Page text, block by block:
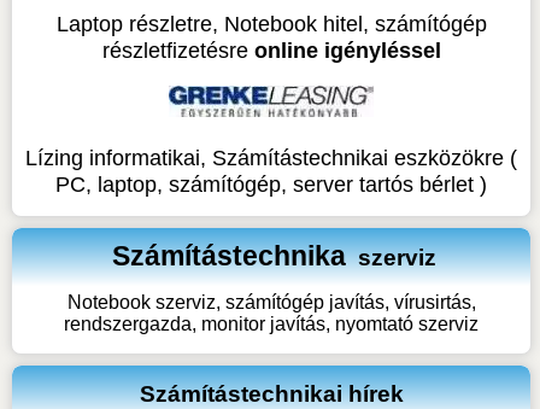
Laptop részletre, Notebook hitel, számítógép
részletfizetésre online igényléssel
Lízing informatikai, Számítástechnikai eszközökre (
PC, laptop, számítógép, server tartós bérlet )
Számítástechnika szerviz
Notebook szerviz, számítógép javítás, vírusirtás,
rendszergazda, monitor javítás, nyomtató szerviz
Számítástechnikai hírek